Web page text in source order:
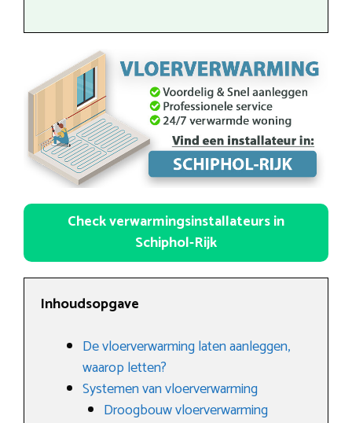
Check verwarmingsinstallateurs in
Schiphol-Rijk
Inhoudsopgave
De vloerverwarming laten aanleggen,
waarop letten?
Systemen van vloerverwarming
Droogbouw vloerverwarming